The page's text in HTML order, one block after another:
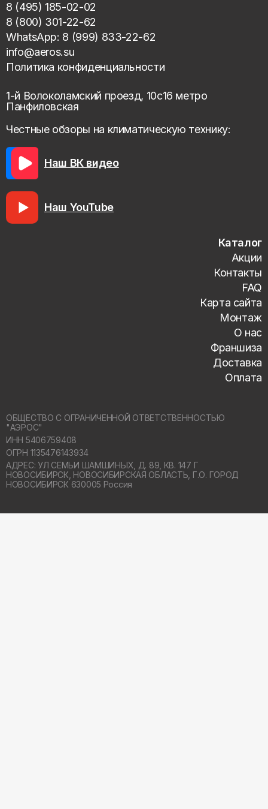
8 (495) 185-02-02
8 (800) 301-22-62
WhatsApp: 8 (999) 833-22-62
info@aeros.su
Политика конфиденциальности
1-й Волоколамский проезд, 10с16 метро
Панфиловская
Честные обзоры на климатическую технику:
Наш ВК видео
Наш YouTube
Каталог
Акции
Контакты
FAQ
Карта сайта
Монтаж
О нас
Франшиза
Доставка
Оплата
ОБЩЕСТВО С ОГРАНИЧЕННОЙ ОТВЕТСТВЕННОСТЬЮ
"АЭРОС"
ИНН 5406759408
ОГРН 1135476143934
АДРЕС: УЛ СЕМЬИ ШАМШИНЫХ, Д. 89, КВ. 147 Г
НОВОСИБИРСК, НОВОСИБИРСКАЯ ОБЛАСТЬ, Г.О. ГОРОД
НОВОСИБИРСК 630005 Россия